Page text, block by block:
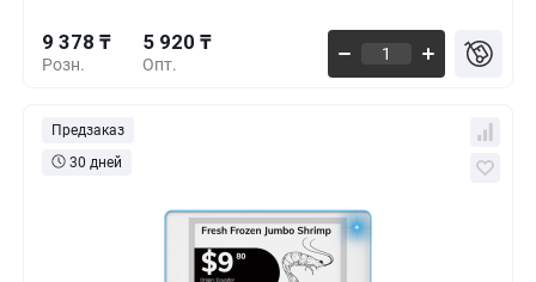
Розн.
9 378 ₸
Опт.
5 920 ₸
Предзаказ
30 дней